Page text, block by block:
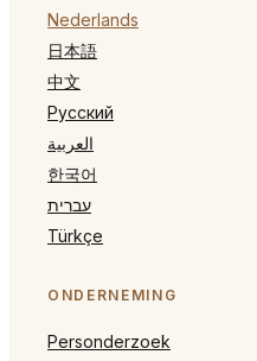
Nederlands
日本語
中文
Русский
العربية
한국어
עברית
Türkçe
ONDERNEMING
Personderzoek